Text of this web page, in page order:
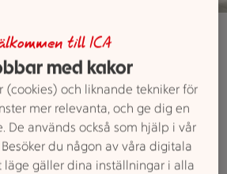
hos Maxi
Norrköping
till ICA
med kakor
(cookies) och liknande tekniker för
mer relevanta, och ge dig en
De används också som hjälp i vår
du någon av våra digitala
läge gäller dina inställningar i alla